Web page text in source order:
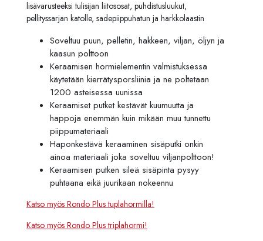
lisävarusteeksi tulisijan liitososat, puhdistusluukut,
pellityssarjan katolle, sadepiippuhatun ja harkkolaastin
Soveltuu puun, pelletin, hakkeen, viljan, öljyn ja
kaasun polttoon
Keraamisen hormielementin valmistuksessa
käytetään kierrätysporsliinia ja ne poltetaan
1200 asteisessa uunissa
Keraamiset putket kestävät kuumuutta ja
happoja enemmän kuin mikään muu tunnettu
piippumateriaali
Haponkestävä keraaminen sisäputki onkin
ainoa materiaali joka soveltuu viljanpolttoon!
Keraamisen putken sileä sisäpinta pysyy
puhtaana eikä juurikaan nokeennu
Katso myös Rondo Plus tuplahormilla!
Katso myös Rondo Plus triplahormi!